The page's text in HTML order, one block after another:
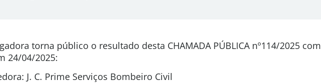
torna público o resultado desta CHAMADA PÚBLICA nº114/2025 com
24/04/2025:
J. C. Prime Serviços Bombeiro Civil